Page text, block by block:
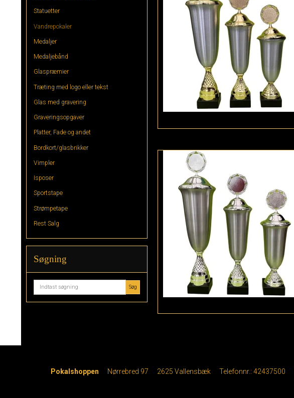
Statuetter
Vandrepokaler
Medaljer
Medaljebånd
Glaspræmier
Træting med logo eller tekst
Glas med gravering
Graveringsopgaver
Platter, Fade og andet
Bordkort/glasbrikker
Vimpler
Isposer
Sportstape
Strømpetape
Rest Salg
Søgning
Søg
Pokalshoppen Nørrebred 97 2625 Vallensbæk Telefonnr.: 42437500